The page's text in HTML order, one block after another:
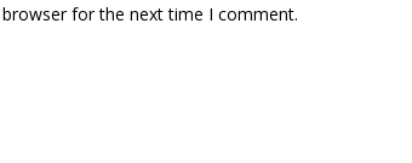
for the next time I comment.